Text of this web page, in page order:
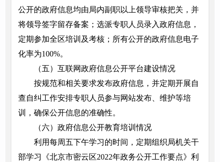
公开的政府信息均由局内副职以上领导审核把关，并
将领导签字留存备案；选派专职人员录入政府信息，
定期参加全区培训及考核；所有公开的政府信息电子
化率为100%。
（五）互联网政府信息公开平台建设情况
按规范和相关要求发布政府信息，并定期开展自
查自纠工作安排专职人员参与网站发布、维护等培
训，确保公开信息的准确性。
（六）政府信息公开教育培训情况
利用每周五下午学习的时间，定期组织局机关干
部学习《北京市密云区2022年政务公开工作要点》利